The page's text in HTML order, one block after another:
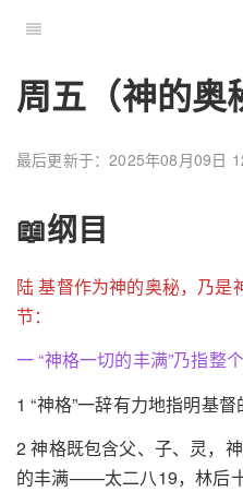
周五（神的
最后更新于：2025年08月09日
📖纲目
陆 基督作为神的奥秘，乃
节：
一 “神格一切的丰满”乃指整
1 “神格”一辞有力地指明基督
2 神格既包含父、子、灵，
的丰满——太二八19，林后十